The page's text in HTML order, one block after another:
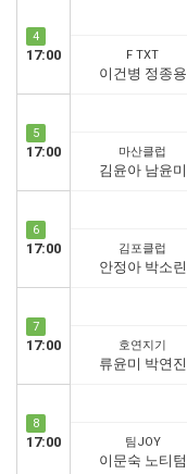
4
17:00 F TXT
이건병 정종용
5
17:00 마산클럽
김윤아 남윤미
6
17:00 김포클럽
안정아 박소린
7
17:00 호연지기
류윤미 박연진
8
17:00 팀JOY
이문숙 노티텀